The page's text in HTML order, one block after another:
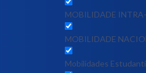
MOBILIDADE
MOBILIDADE
Mobilidades